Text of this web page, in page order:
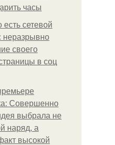
часы
есть сетевой
неразрывно
своего
в соц
Совершенно
выбрала не
наряд, а
высокой